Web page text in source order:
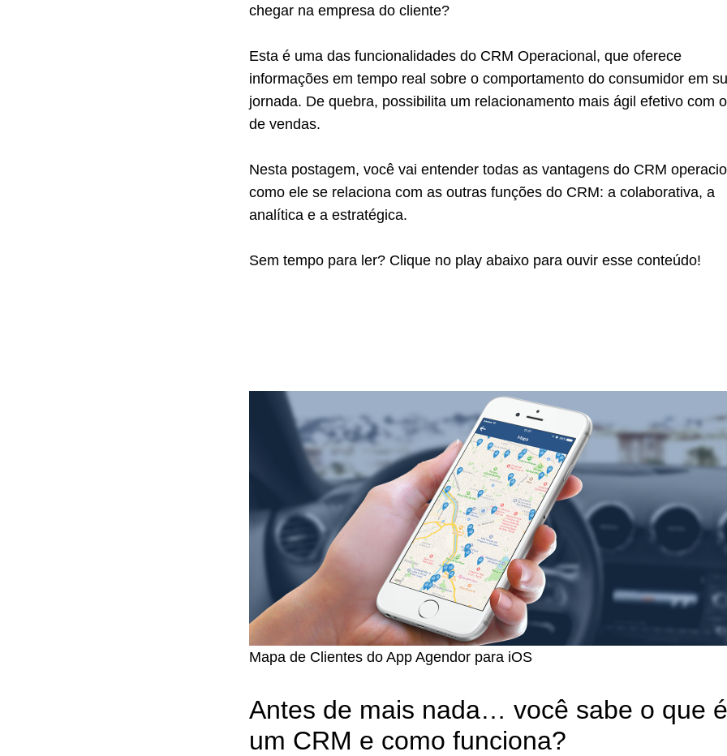
chegar na empresa do cliente?
Esta é uma das funcionalidades do CRM Operacional, que oferece
informações em tempo real sobre o comportamento do consumidor em
jornada. De quebra, possibilita um relacionamento mais ágil efetivo com
de vendas.
Nesta postagem, você vai entender todas as vantagens do CRM
como ele se relaciona com as outras funções do CRM: a colaborativa, a
analítica e a estratégica.
Sem tempo para ler? Clique no play abaixo para ouvir esse conteúdo!
Mapa de Clientes do App Agendor para iOS
Antes de mais nada… você sabe o que é
um CRM e como funciona?